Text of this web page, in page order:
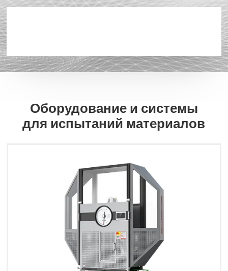
Оборудование и системы
для испытаний материалов